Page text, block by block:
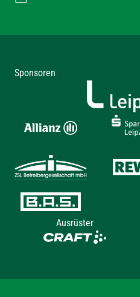
Sponsoren
Ausrüster